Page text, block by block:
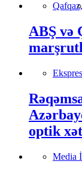
Qafqaz,
ABŞ və
optik
Media